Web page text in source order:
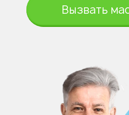
Вызвать